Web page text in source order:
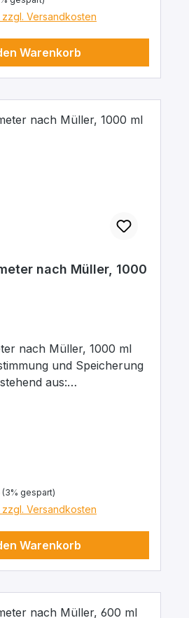
Versandkosten
Warenkorb
nach Müller, 1000
nach Müller, 1000 ml
und Speicherung
Preis:
(3% gespart)
Versandkosten
Warenkorb